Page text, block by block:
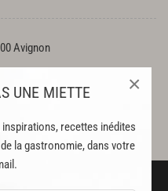
UNE MIETTE
recettes inédites
la gastronomie, dans votre
×
Avignon
12h30, 14h-19h